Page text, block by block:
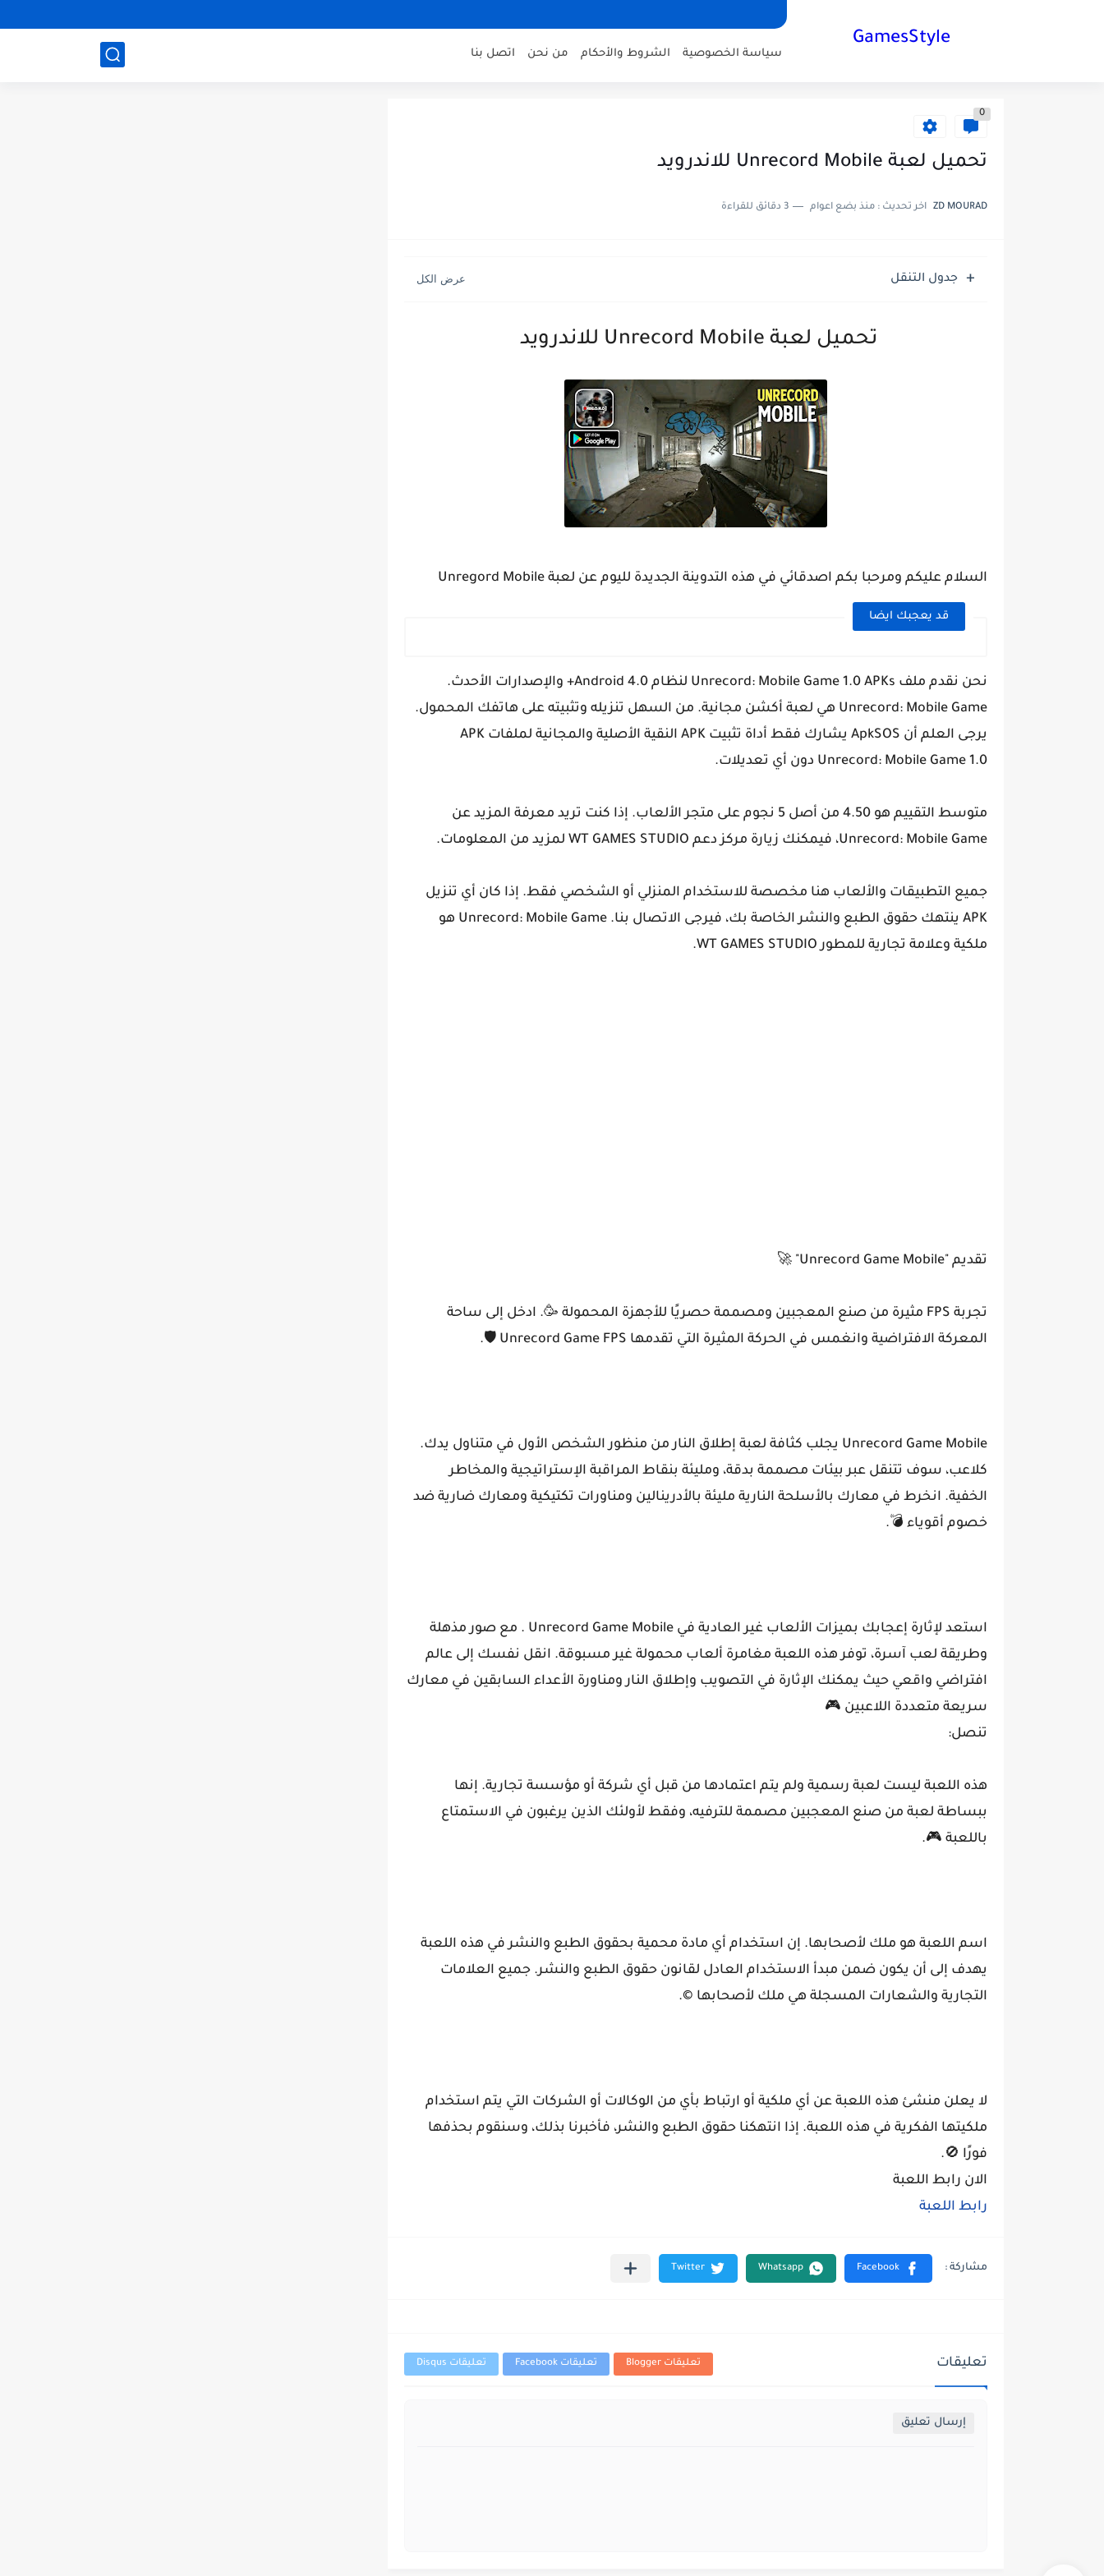
GamesStyle
سياسة الخصوصية الشروط والأحكام من نحن اتصل بنا
0
تحميل لعبة Unrecord Mobile للاندرويد
ZD MOURAD اخر تحديث : منذ بضع اعوام 3 دقائق للقراءة
جدول التنقل
تحميل لعبة Unrecord Mobile للاندرويد
السلام عليكم ومرحبا بكم اصدقائي في هذه التدوينة الجديدة لليوم عن لعبة Unregord Mobile
قد يعجبك ايضا
نحن نقدم ملف Unrecord: Mobile Game 1.0 APKs لنظام Android 4.0+ والإصدارات الأحدث.
Unrecord: Mobile Game هي لعبة أكشن مجانية. من السهل تنزيله وتثبيته على هاتفك المحمول.
يرجى العلم أن ApkSOS يشارك فقط أداة تثبيت APK النقية الأصلية والمجانية لملفات APK
Unrecord: Mobile Game 1.0 دون أي تعديلات.
متوسط التقييم هو 4.50 من أصل 5 نجوم على متجر الألعاب. إذا كنت تريد معرفة المزيد عن
Unrecord: Mobile Game، فيمكنك زيارة مركز دعم WT GAMES STUDIO لمزيد من المعلومات.
جميع التطبيقات والألعاب هنا مخصصة للاستخدام المنزلي أو الشخصي فقط. إذا كان أي تنزيل
APK ينتهك حقوق الطبع والنشر الخاصة بك، فيرجى الاتصال بنا. Unrecord: Mobile Game هو
ملكية وعلامة تجارية للمطور WT GAMES STUDIO.
تقديم "Unrecord Game Mobile" 🚀
تجربة FPS مثيرة من صنع المعجبين ومصممة حصريًا للأجهزة المحمولة 🥳. ادخل إلى ساحة
المعركة الافتراضية وانغمس في الحركة المثيرة التي تقدمها Unrecord Game FPS 🛡.
Unrecord Game Mobile يجلب كثافة لعبة إطلاق النار من منظور الشخص الأول في متناول يدك.
كلاعب، سوف تتنقل عبر بيئات مصممة بدقة، ومليئة بنقاط المراقبة الإستراتيجية والمخاطر
الخفية. انخرط في معارك بالأسلحة النارية مليئة بالأدرينالين ومناورات تكتيكية ومعارك ضارية ضد
خصوم أقوياء 💣.
استعد لإثارة إعجابك بميزات الألعاب غير العادية في Unrecord Game Mobile . مع صور مذهلة
وطريقة لعب آسرة، توفر هذه اللعبة مغامرة ألعاب محمولة غير مسبوقة. انقل نفسك إلى عالم
افتراضي واقعي حيث يمكنك الإثارة في التصويب وإطلاق النار ومناورة الأعداء السابقين في معارك
سريعة متعددة اللاعبين 🎮
تنصل:
هذه اللعبة ليست لعبة رسمية ولم يتم اعتمادها من قبل أي شركة أو مؤسسة تجارية. إنها
ببساطة لعبة من صنع المعجبين مصممة للترفيه، وفقط لأولئك الذين يرغبون في الاستمتاع
باللعبة 🎮.
اسم اللعبة هو ملك لأصحابها. إن استخدام أي مادة محمية بحقوق الطبع والنشر في هذه اللعبة
يهدف إلى أن يكون ضمن مبدأ الاستخدام العادل لقانون حقوق الطبع والنشر. جميع العلامات
التجارية والشعارات المسجلة هي ملك لأصحابها ©.
لا يعلن منشئ هذه اللعبة عن أي ملكية أو ارتباط بأي من الوكالات أو الشركات التي يتم استخدام
ملكيتها الفكرية في هذه اللعبة. إذا انتهكنا حقوق الطبع والنشر، فأخبرنا بذلك، وسنقوم بحذفها
فورًا 🚫.
الان رابط اللعبة
رابط اللعبة
تعليقات تعليقات Blogger تعليقات Facebook تعليقات Disqus
إرسال تعليق